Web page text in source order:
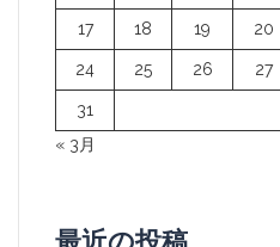
17 18 19 20
24 25 26 27
31
« 3月